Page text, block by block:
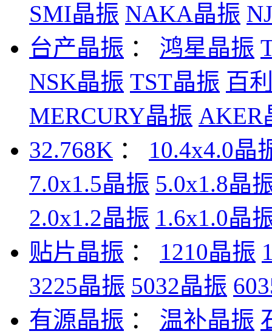
SMI晶振 NAKA晶振
台产晶振 ： 鸿星晶振
NSK晶振 TST晶振 百
MERCURY晶振 AKER
32.768K ：
10.4x4.0晶
7.0x1.5晶振 5.0x1.8晶
2.0x1.2晶振 1.6x1.0晶
贴片晶振 ： 1210晶振
3225晶振 5032晶振
有源晶振 ： 温补晶振